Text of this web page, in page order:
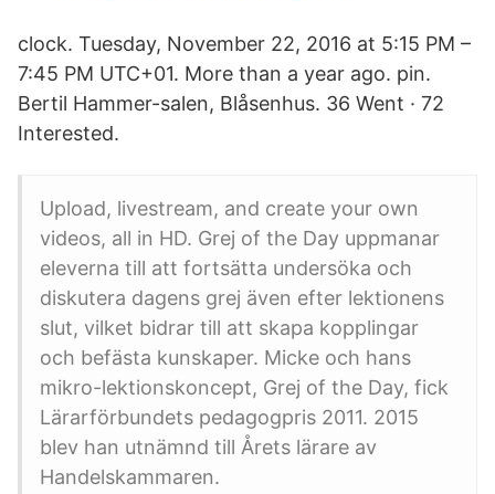
clock. Tuesday, November 22, 2016 at 5:15 PM –
7:45 PM UTC+01. More than a year ago. pin.
Bertil Hammer-salen, Blåsenhus. 36 Went · 72
Interested.
Upload, livestream, and create your own
videos, all in HD. Grej of the Day uppmanar
eleverna till att fortsätta undersöka och
diskutera dagens grej även efter lektionens
slut, vilket bidrar till att skapa kopplingar
och befästa kunskaper. Micke och hans
mikro-lektionskoncept, Grej of the Day, fick
Lärarförbundets pedagogpris 2011. 2015
blev han utnämnd till Årets lärare av
Handelskammaren.